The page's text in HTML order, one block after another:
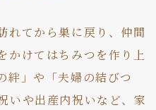
れてから巣に戻り、仲間
かけてはちみつを作り上
絆」や「夫婦の結びつ
いや出産内祝いなど、家